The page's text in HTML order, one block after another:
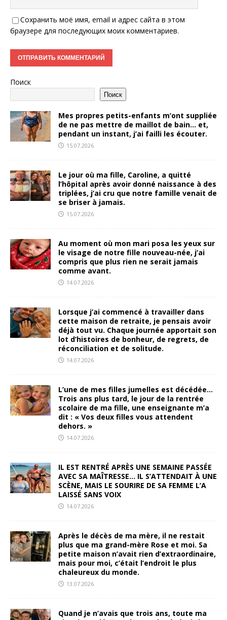
Сохранить моё имя, email и адрес сайта в этом
браузере для последующих моих комментариев.
Поиск
Поиск
Mes propres petits-enfants m’ont suppliée
de ne pas mettre de maillot de bain… et,
pendant un instant, j’ai failli les écouter.
15.07.2026
Le jour où ma fille, Caroline, a quitté
l’hôpital après avoir donné naissance à des
triplées, j’ai cru que notre famille venait de
se briser à jamais.
15.07.2026
Au moment où mon mari posa les yeux sur
le visage de notre fille nouveau-née, j’ai
compris que plus rien ne serait jamais
comme avant.
14.07.2026
Lorsque j’ai commencé à travailler dans
cette maison de retraite, je pensais avoir
déjà tout vu. Chaque journée apportait son
lot d’histoires de bonheur, de regrets, de
réconciliation et de solitude.
14.07.2026
L’une de mes filles jumelles est décédée…
Trois ans plus tard, le jour de la rentrée
scolaire de ma fille, une enseignante m’a
dit : « Vos deux filles vous attendent
dehors. »
14.07.2026
IL EST RENTRÉ APRÈS UNE SEMAINE PASSÉE
AVEC SA MAÎTRESSE… IL S’ATTENDAIT À UNE
SCÈNE, MAIS LE SOURIRE DE SA FEMME L’A
LAISSÉ SANS VOIX
14.07.2026
Après le décès de ma mère, il ne restait
plus que ma grand-mère Rose et moi. Sa
petite maison n’avait rien d’extraordinaire,
mais pour moi, c’était l’endroit le plus
chaleureux du monde.
13.07.2026
Quand je n’avais que trois ans, toute ma